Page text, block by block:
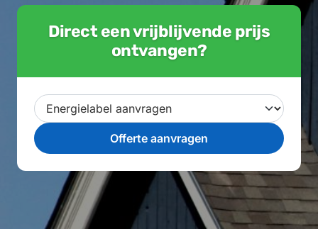
Direct een vrijblijvende prijs
ontvangen?